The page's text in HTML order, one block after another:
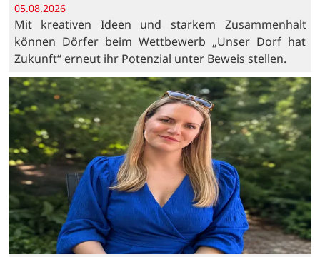
05.08.2026
Mit kreativen Ideen und starkem Zusammenhalt
können Dörfer beim Wettbewerb „Unser Dorf hat
Zukunft“ erneut ihr Potenzial unter Beweis stellen.